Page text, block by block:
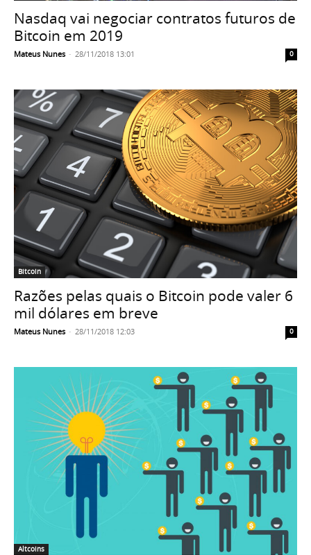
Nasdaq vai negociar contratos futuros de
Bitcoin em 2019
Mateus Nunes - 28/11/2018 13:01 0
Bitcoin
Razões pelas quais o Bitcoin pode valer 6
mil dólares em breve
Mateus Nunes - 28/11/2018 12:03 0
Altcoins